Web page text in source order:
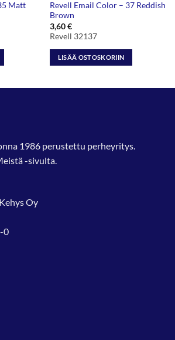
Matt
Revell Email Color – 37 Reddish
Brown
3,60€
Revell 32137
LISÄÄ OSTOSKORIIN
1986 perustettu perheyritys.
-sivulta.
Oy
0